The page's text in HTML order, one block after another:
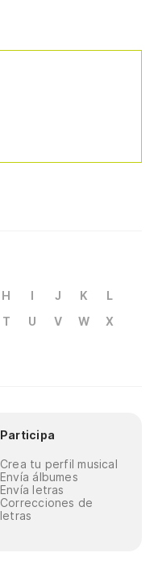
H I J K
L
T U V W
X
Participa
Crea tu perfil musical
Envía álbumes
Envía letras
Correcciones de
letras